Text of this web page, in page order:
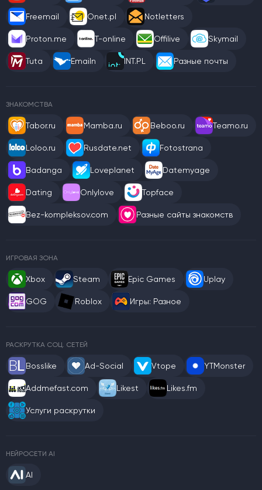
Freemail Onet.pl Notletters
Proton.me T-online Offilive Skymail
Tuta Emailn INT.PL Разные почты
ЗНАКОМСТВА
Tabor.ru Mamba.ru Beboo.ru Teamo.ru
Loloo.ru Rusdate.net Fotostrana
Badanga Loveplanet Datemyage
Dating Onlylove Topface
Bez-kompleksov.com Разные сайты знакомств
ИГРОВАЯ ЗОНА
Xbox Steam Epic Games Uplay
GOG Roblox Игры: Разное
РАСКРУТКА СОЦ. СЕТЕЙ
Bosslike Ad-Social Vtope YTMonster
Addmefast.com Likest Likes.fm
Услуги раскрутки
НЕЙРОСЕТИ AI
AI